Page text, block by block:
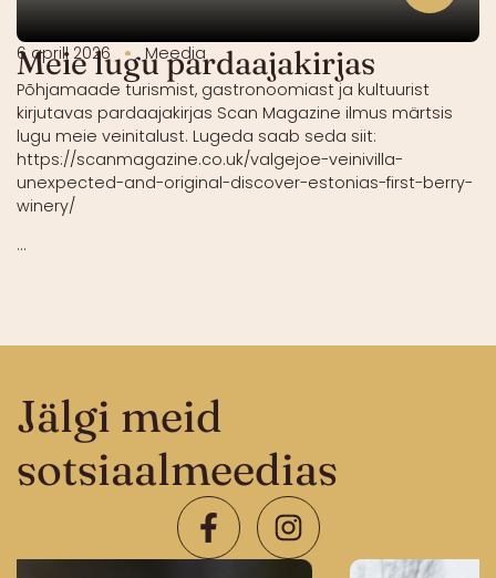
6 aprill 2026 Meedia
Meie lugu pardaajakirjas
Põhjamaade turismist, gastronoomiast ja kultuurist
kirjutavas pardaajakirjas Scan Magazine ilmus märtsis
lugu meie veinitalust. Lugeda saab seda siit:
https://scanmagazine.co.uk/valgejoe-veinivilla-
unexpected-and-original-discover-estonias-first-berry-
winery/
...
Jälgi meid
sotsiaalmeedias